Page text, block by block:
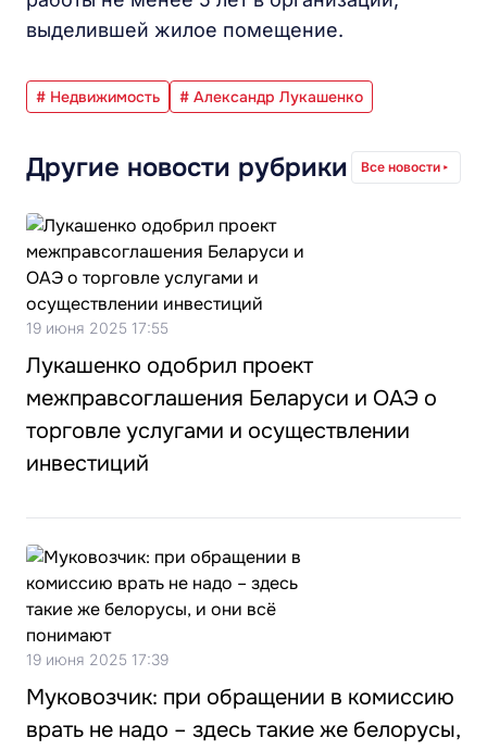
выделившей жилое помещение.
# Недвижимость # Александр Лукашенко
Другие новости рубрики Все новости
19 июня 2025 17:55
Лукашенко одобрил проект
межправсоглашения Беларуси и ОАЭ о
торговле услугами и осуществлении
инвестиций
19 июня 2025 17:39
Муковозчик: при обращении в комиссию
врать не надо – здесь такие же белорусы,